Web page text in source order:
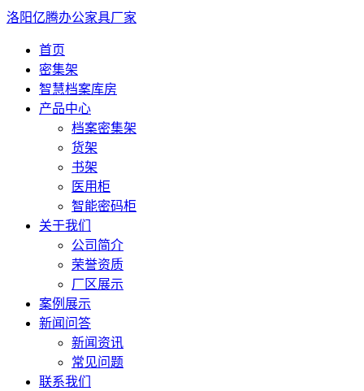
洛阳亿腾办公家具厂家
首页
密集架
智慧档案库房
产品中心
档案密集架
货架
书架
医用柜
智能密码柜
关于我们
公司简介
荣誉资质
厂区展示
案例展示
新闻问答
新闻资讯
常见问题
联系我们